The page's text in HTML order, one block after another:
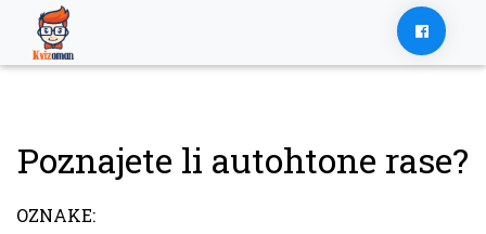
content
Poznajete li autohtone rase?
OZNAKE: